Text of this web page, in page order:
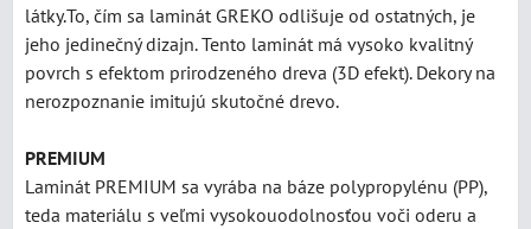
látky.To, čím sa laminát GREKO odlišuje od ostatných, je
jeho jedinečný dizajn. Tento laminát má vysoko kvalitný
povrch s efektom prirodzeného dreva (3D efekt). Dekory na
nerozpoznanie imitujú skutočné drevo.
PREMIUM
Laminát PREMIUM sa vyrába na báze polypropylénu (PP),
teda materiálu s veľmi vysokouodolnosťou voči oderu a